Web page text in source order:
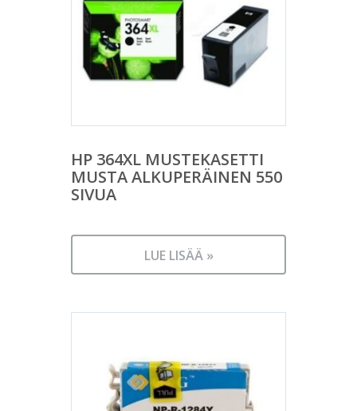
HP 364XL MUSTEKASETTI
MUSTA ALKUPERÄINEN 550
SIVUA
LUE LISÄÄ »